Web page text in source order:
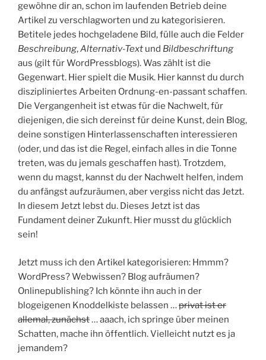
gewöhne dir an, schon im laufenden Betrieb deine
Artikel zu verschlagworten und zu kategorisieren.
Betitele jedes hochgeladene Bild, fülle auch die Felder
Beschreibung,Alternativ-Text und Bildbeschriftung
aus (gilt für WordPressblogs). Was zählt ist die
Gegenwart. Hier spielt die Musik. Hier kannst du durch
diszipliniertes Arbeiten Ordnung-en-passant schaffen.
Die Vergangenheit ist etwas für die Nachwelt, für
diejenigen, die sich dereinst für deine Kunst, dein Blog,
deine sonstigen Hinterlassenschaften interessieren
(oder, und das ist die Regel, einfach alles in die Tonne
treten, was du jemals geschaffen hast). Trotzdem,
wenn du magst, kannst du der Nachwelt helfen, indem
du anfängst aufzuräumen, aber vergiss nicht das Jetzt.
In diesem Jetzt lebst du. Dieses Jetzt ist das
Fundament deiner Zukunft. Hier musst du glücklich
sein!
Jetzt muss ich den Artikel kategorisieren: Hmmm?
WordPress? Webwissen? Blog aufräumen?
Onlinepublishing? Ich könnte ihn auch in der
blogeigenen Knoddelkiste belassen …privat ist er
allemal, zunächst… aaach, ich springe über meinen
Schatten, mache ihn öffentlich. Vielleicht nutzt es ja
jemandem?